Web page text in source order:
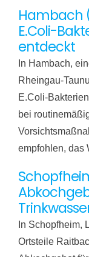
Hambach
E.Coli-
entdeckt
In Hambach,
Rheingau-
E.Coli-
bei
empfohlen, das
In Schopfheim,
Ortsteile